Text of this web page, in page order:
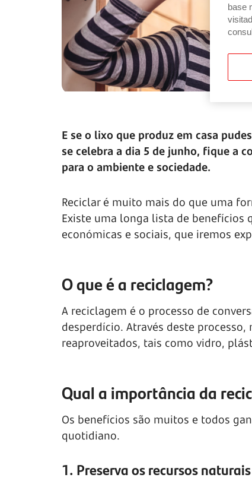
E se o lixo que produz em casa
se celebra a dia 5 de junho, fique a
para o ambiente e sociedade.
Reciclar é muito mais do que uma
Existe uma longa lista de benefícios
económicas e sociais, que iremos
O que é a reciclagem?
A reciclagem é o processo de
desperdício. Através deste
reaproveitados, tais como vidro,
Qual a importância da
Os benefícios são muitos e todos
quotidiano.
1. Preserva os recursos naturais
base